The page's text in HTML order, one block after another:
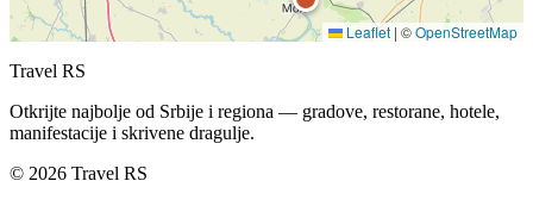
Leaflet | ©OpenStreetMap
Travel RS
Otkrijte najbolje od Srbije i regiona — gradove, restorane, hotele,
manifestacije i skrivene dragulje.
© 2026 Travel RS